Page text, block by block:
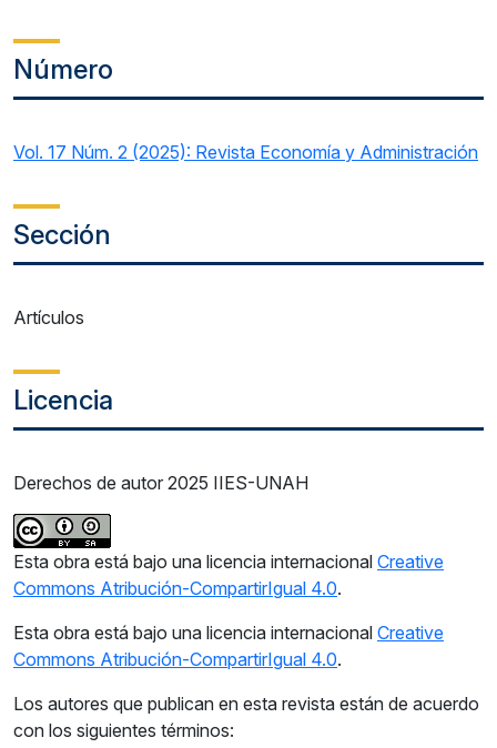
Número
Vol. 17 Núm. 2 (2025): Revista Economía y Administración
Sección
Artículos
Licencia
Derechos de autor 2025 IIES-UNAH
Esta obra está bajo una licencia internacional Creative
Commons Atribución-CompartirIgual 4.0.
Esta obra está bajo una licencia internacional Creative
Commons Atribución-CompartirIgual 4.0.
Los autores que publican en esta revista están de acuerdo
con los siguientes términos: